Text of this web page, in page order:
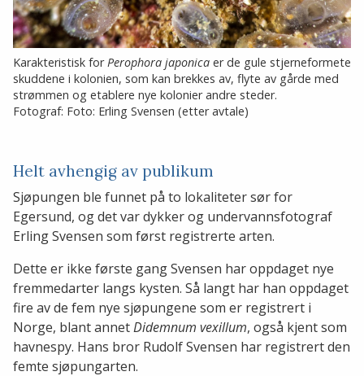
Karakteristisk forPerophora japonica er de gule stjerneformete
skuddene i kolonien, som kan brekkes av, flyte av gårde med
strømmen og etablere nye kolonier andre steder.
Fotograf: Foto: Erling Svensen (etter avtale)
Helt avhengig av publikum
Sjøpungen ble funnet på to lokaliteter sør for
Egersund, og det var dykker og undervannsfotograf
Erling Svensen som først registrerte arten.
Dette er ikke første gang Svensen har oppdaget nye
fremmedarter langs kysten. Så langt har han oppdaget
fire av de fem nye sjøpungene som er registrert i
Norge, blant annetDidemnum vexillum, også kjent som
havnespy. Hans bror Rudolf Svensen har registrert den
femte sjøpungarten.